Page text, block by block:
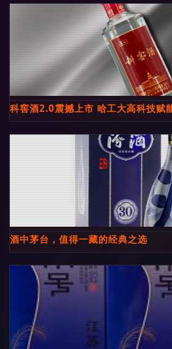
科窖酒2.0震撼上市 哈工大高科技赋
酒中茅台，值得一藏的经典之选